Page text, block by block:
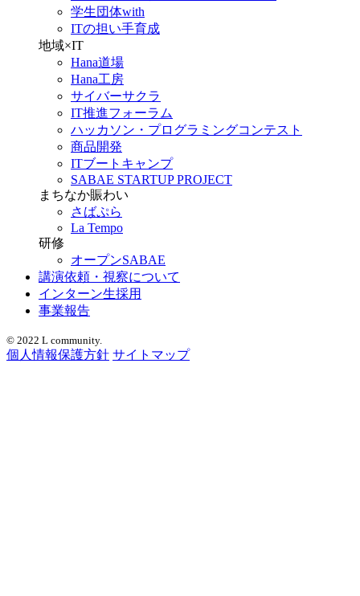
学生団体with
ITの担い手育成
地域×IT
Hana道場
Hana工房
サイバーサクラ
IT推進フォーラム
ハッカソン・プログラミングコンテスト
商品開発
ITブートキャンプ
SABAE STARTUP PROJECT
まちなか賑わい
さばぷら
La Tempo
研修
オープンSABAE
講演依頼・視察について
インターン生採用
事業報告
© 2022 L community.
個人情報保護方針 サイトマップ